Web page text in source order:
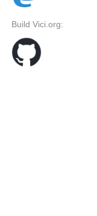
Build Vici.org: